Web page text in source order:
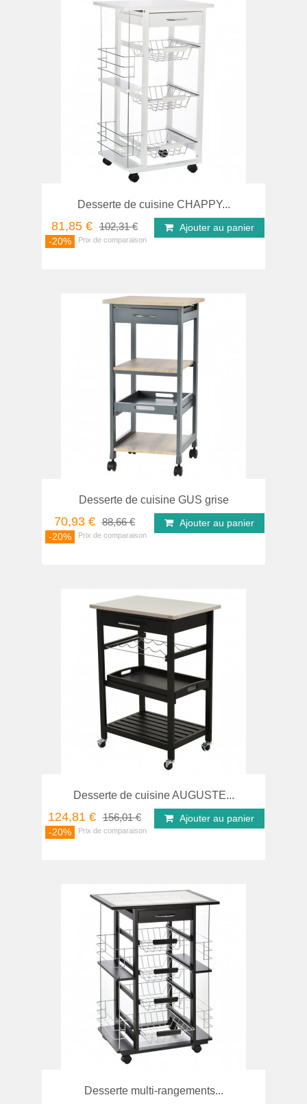
Desserte de cuisine CHAPPY...
81,85 € 102,31 €
-20%
Ajouter au panier
Desserte de cuisine GUS grise
70,93 € 88,66 €
-20%
Ajouter au panier
Desserte de cuisine AUGUSTE...
124,81 € 156,01 €
-20%
Ajouter au panier
Desserte multi-rangements...